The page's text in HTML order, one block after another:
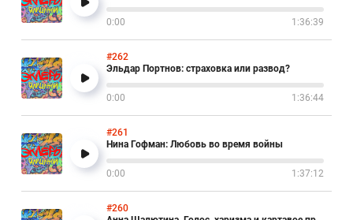
0:00 1:36:39
#262
Эльдар Портнов: страховка или развод?
0:00 1:36:44
#261
Нина Гофман: Любовь во время войны
0:00 1:37:12
#260